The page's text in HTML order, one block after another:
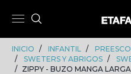
INICIO INFANTIL
SWETERS Y ABRIGOS
ZIPPY - BUZO MANGA LARGA